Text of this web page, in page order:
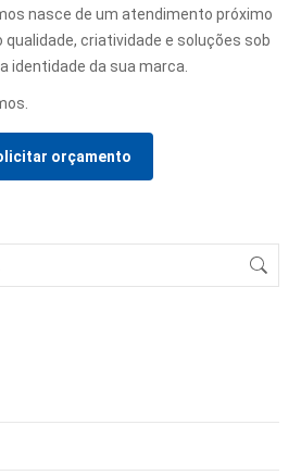
nasce de um atendimento próximo
criatividade e soluções sob
identidade da sua marca.
orçamento